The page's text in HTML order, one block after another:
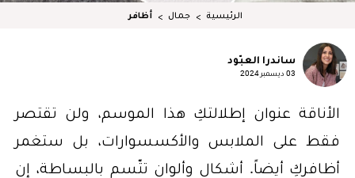
الرئيسية جمال أظافر
ساندرا العبّود
03 ديسمبر 2024
الأناقة عنوان إطلالتكِ هذا الموسم، ولن تقتصر
فقط على الملابس والأكسسوارات، بل ستغمر
أظافركِ أيضاً. أشكال وألوان تتّسم بالبساطة، إن